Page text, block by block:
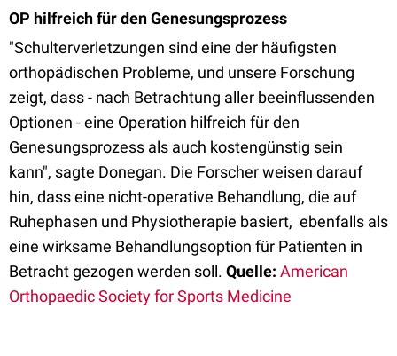
OP hilfreich für den Genesungsprozess
"Schulterverletzungen sind eine der häufigsten
orthopädischen Probleme, und unsere Forschung
zeigt, dass - nach Betrachtung aller beeinflussenden
Optionen - eine Operation hilfreich für den
Genesungsprozess als auch kostengünstig sein
kann", sagte Donegan. Die Forscher weisen darauf
hin, dass eine nicht-operative Behandlung, die auf
Ruhephasen und Physiotherapie basiert, ebenfalls als
eine wirksame Behandlungsoption für Patienten in
Betracht gezogen werden soll. Quelle: American
Orthopaedic Society for Sports Medicine